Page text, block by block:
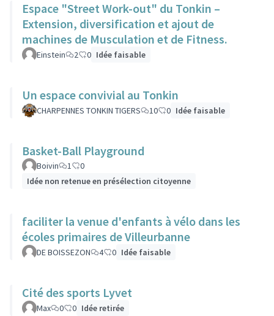
Espace "Street Work-out" du Tonkin –
Extension, diversification et ajout de
machines de Musculation et de Fitness.
Einstein 2 0 Idée faisable
Un espace convivial au Tonkin
CHARPENNES TONKIN TIGERS 10 0 Idée faisable
Basket-Ball Playground
Boivin 1
0
Idée non retenue en présélection citoyenne
faciliter la venue d'enfants à vélo dans les
écoles primaires de Villeurbanne
DE BOISSEZON 4 0 Idée faisable
Cité des sports Lyvet
Max 0 0 Idée retirée